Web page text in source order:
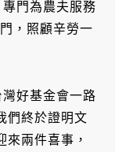
專門為農夫服務
，照顧辛勞一
好基金會一路
們終於證明文
來兩件喜事，